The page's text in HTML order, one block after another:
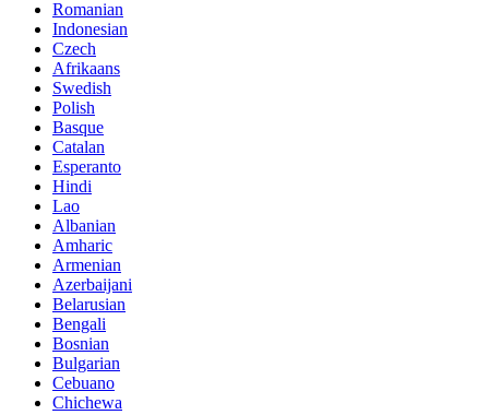
Romanian
Indonesian
Czech
Afrikaans
Swedish
Polish
Basque
Catalan
Esperanto
Hindi
Lao
Albanian
Amharic
Armenian
Azerbaijani
Belarusian
Bengali
Bosnian
Bulgarian
Cebuano
Chichewa